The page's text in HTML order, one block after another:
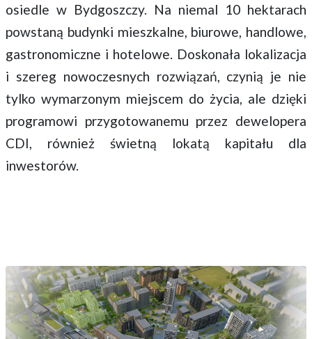
osiedle w Bydgoszczy. Na niemal 10 hektarach
powstaną budynki mieszkalne, biurowe, handlowe,
gastronomiczne i hotelowe. Doskonała lokalizacja
i szereg nowoczesnych rozwiązań, czynią je nie
tylko wymarzonym miejscem do życia, ale dzięki
programowi przygotowanemu przez dewelopera
CDI, również świetną lokatą kapitału dla
inwestorów.